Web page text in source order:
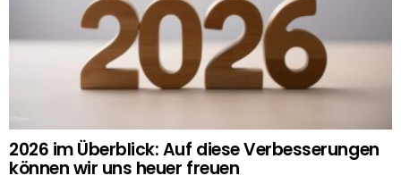
2026 im Überblick: Auf diese Verbesserungen
können wir uns heuer freuen